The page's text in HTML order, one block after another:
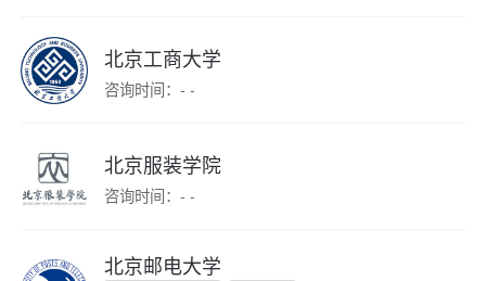
北京工商大学
咨询时间：- -
北京服装学院
咨询时间：- -
北京邮电大学